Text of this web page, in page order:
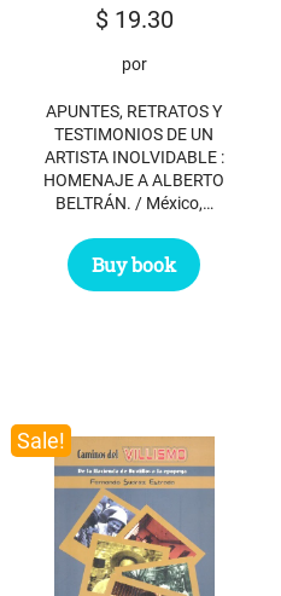
$19.30
por
APUNTES, RETRATOS Y
TESTIMONIOS DE UN
ARTISTA INOLVIDABLE :
HOMENAJE A ALBERTO
BELTRÁN. / México,…
Buy book
Sale!